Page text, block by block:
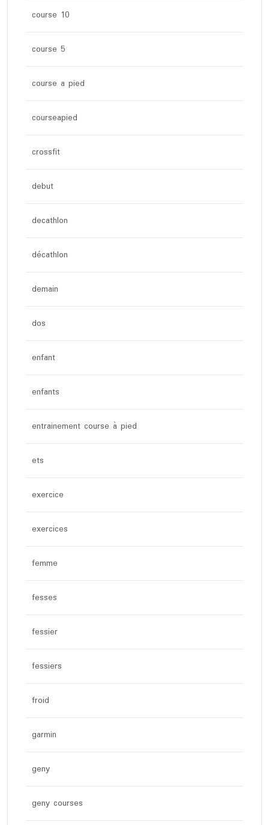
course 10
course 5
course a pied
courseapied
crossfit
debut
decathlon
décathlon
demain
dos
enfant
enfants
entrainement course à pied
ets
exercice
exercices
femme
fesses
fessier
fessiers
froid
garmin
geny
geny courses